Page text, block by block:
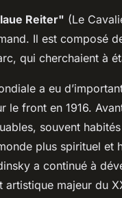
Reiter" (Le
Il est composé
qui cherchaient à
a eu
le front en 1916.
souvent
plus spirituel et
a continué à
artistique majeur du